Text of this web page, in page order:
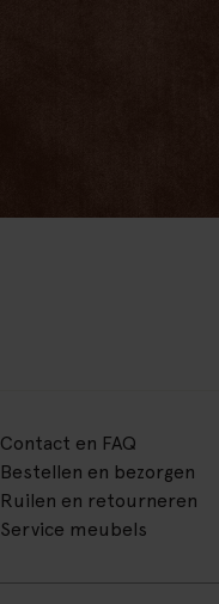
Contact en FAQ
Bestellen en bezorgen
Ruilen en retourneren
Service meubels